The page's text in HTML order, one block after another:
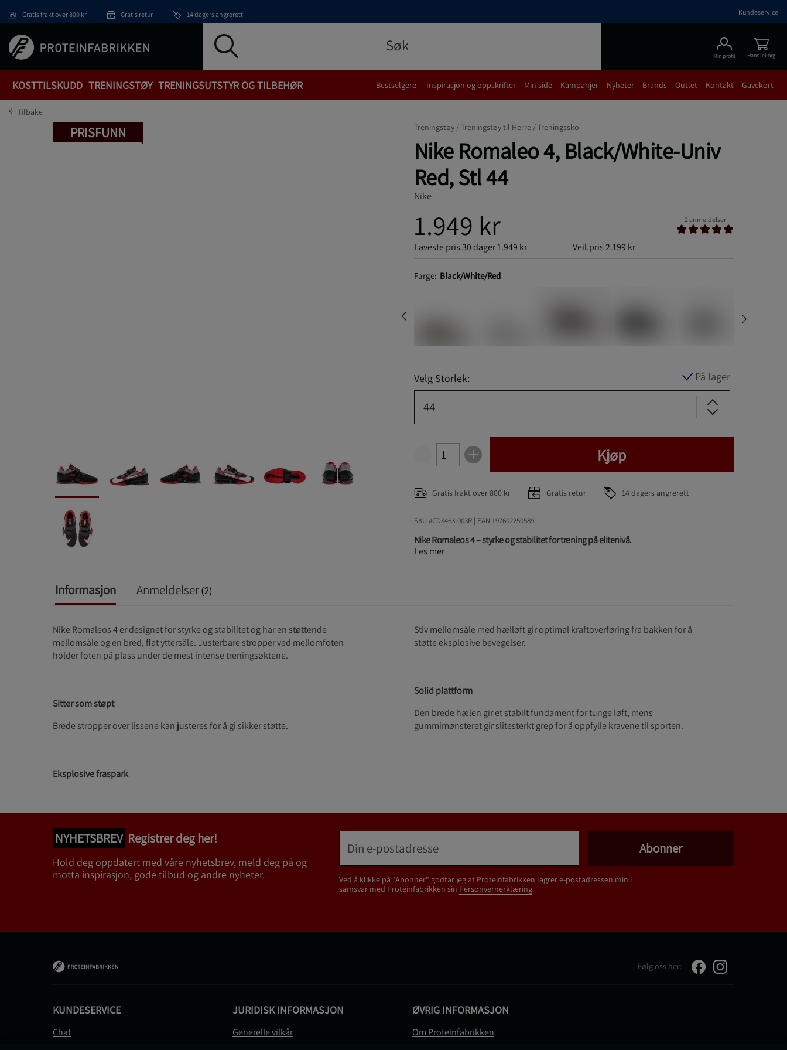
Gratis frakt over 800 kr Gratis retur 14 dagers angrerett Kundeservice
Min profil Handlekorg
KOSTTILSKUDD TRENINGSTØY TRENINGSUTSTYR OG TILBEHØR Bestselgere Inspirasjon og oppskrifter Min side Kampanjer Nyheter Brands Outlet Kontakt Gavekort
Tilbake
PRISFUNN Treningstøy /Treningstøy til Herre /Treningssko
Nike Romaleo 4, Black/White-Univ
Red, Stl 44
Nike
1.949 kr
Laveste pris 30 dager1.949 kr Veil.pris 2.199 kr
2 anmeldelser
Farge: Black/White/Red
Velg Storlek: På lager
44
Kjøp
Gratis frakt over 800 kr Gratis retur 14 dagers angrerett
SKU #CD3463-003R | EAN 197602250589
Nike Romaleos 4 – styrke og stabilitet for trening på elitenivå.
Les mer
Informasjon Anmeldelser (2)
Nike Romaleos 4 er designet for styrke og stabilitet og har en støttende
mellomsåle og en bred, flat yttersåle. Justerbare stropper ved mellomfoten
holder foten på plass under de mest intense treningsøktene.
Sitter som støpt
Brede stropper over lissene kan justeres for å gi sikker støtte.
Eksplosive fraspark
Stiv mellomsåle med hælløft gir optimal kraftoverføring fra bakken for å
støtte eksplosive bevegelser.
Solid plattform
Den brede hælen gir et stabilt fundament for tunge løft, mens
gummimønsteret gir slitesterkt grep for å oppfylle kravene til sporten.
NYHETSBREV Registrer deg her!
Hold deg oppdatert med våre nyhetsbrev, meld deg på og
motta inspirasjon, gode tilbud og andre nyheter.
Ved å klikke på "Abonner" godtar jeg at Proteinfabrikken lagrer e-postadressen min i
samsvar med Proteinfabrikken sin Personvernerklæring.
Abonner
Følg oss her:
KUNDESERVICE
Chat
Kontakt
JURIDISK INFORMASJON
Generelle vilkår
Betalingsvilkår
ØVRIG INFORMASJON
Om Proteinfabrikken
Gavekort